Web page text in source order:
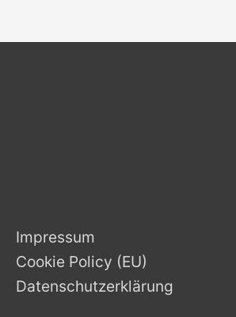
Impressum
Cookie Policy (EU)
Datenschutzerklärung